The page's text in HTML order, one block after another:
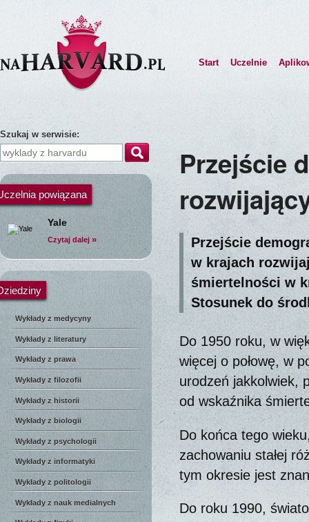
Start Uczelnie
Szukaj w serwisie:
powiązana
Yale
Czytaj dalej »
Wykłady z medycyny
Wykłady z literatury
Wykłady z prawa
Wykłady z filozofii
Wykłady z historii
Wykłady z biologii
Wykłady z psychologii
Wykłady z informatyki
Wykłady z politologii
Wykłady z nauk medialnych
Przejście
Przejście
w krajach
śmiertelności w
Stosunek do
Do 1950 roku, w
więcej o połowę, w
urodzeń jakkolwiek,
od wskaźnika
Do końca tego
zachowaniu stałej
tym okresie jest
Do roku 1990,